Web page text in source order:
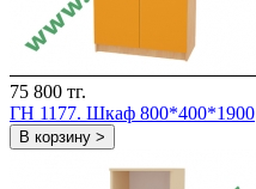
75 800 тг.
ГH 1177. Шкаф 800*400*1900
В корзину >